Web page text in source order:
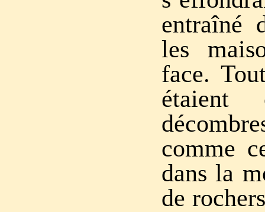
entraîné
les
face.
étaient
comme
dans la
de